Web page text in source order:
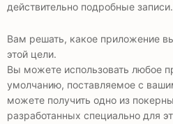
действительно подробные записи.
Вам решать, какое приложение
этой цели.
Вы можете использовать любое
умолчанию, поставляемое с
можете получить одно из
разработанных специально для